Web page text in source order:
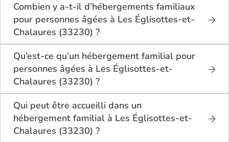
Combien y a-t-il d’hébergements familiaux
pour personnes âgées à Les Églisottes-et-
Chalaures (33230) ?
Sur Logement-seniors.com, on recense actuellement
2 hébergements familiaux pour personnes âgées à
Les Églisottes-et-Chalaures (33230) en 2026.
Ces structures offrent un cadre de vie chaleureux et
sécurisant, idéal pour les seniors souhaitant vivre
dans un environnement plus intime que celui d’un
établissement collectif.
Qu’est-ce qu’un hébergement familial pour
personnes âgées à Les Églisottes-et-
Chalaures (33230) ?
L’hébergement familial permet à une personne âgée
d’être accueillie au domicile d’un accueillant familial
agréé par le département.
Elle y bénéficie d’un cadre de vie convivial, de repas
partagés, d’une présence quotidienne et d’un
Qui peut être accueilli dans un
hébergement familial à Les Églisottes-et-
Chalaures (33230) ?